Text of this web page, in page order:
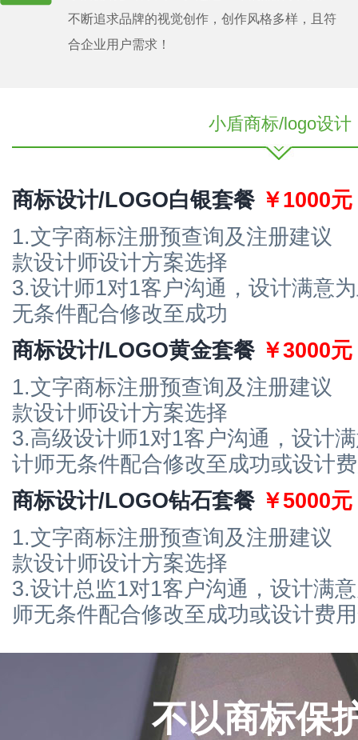
不断追求品牌的视觉创作，创作风格多样，且符
合企业用户需求！
小盾商标/logo设计
商标设计/LOGO白银套餐 ￥1000元
1.文字商标注册预查询及注册
款设计师设计方案选择
3.设计师1对1客户沟通，设计满意
无条件配合修改至成功
商标设计/LOGO黄金套餐 ￥3000元
1.文字商标注册预查询及注册
款设计师设计方案选择
3.高级设计师1对1客户沟通，设计
计师无条件配合修改至成功或设计
商标设计/LOGO钻石套餐 ￥5000元
1.文字商标注册预查询及注册
款设计师设计方案选择
3.设计总监1对1客户沟通，设计满
师无条件配合修改至成功或设计费
不以商标保